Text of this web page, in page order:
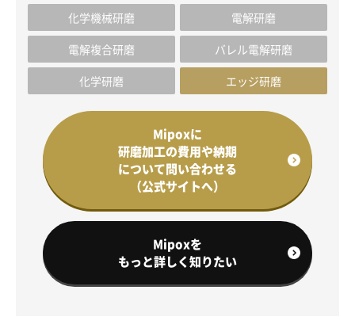
化学機械研磨
電解研磨
電解複合研磨
バレル電解研磨
化学研磨
エッジ研磨
Mipoxに
研磨加工の費用や納期
について問い合わせる
（公式サイトへ）
Mipoxを
もっと詳しく知りたい